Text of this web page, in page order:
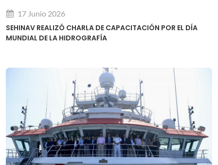
17 Junio 2026
SEHINAV REALIZÓ CHARLA DE CAPACITACIÓN POR EL DÍA
MUNDIAL DE LA HIDROGRAFÍA